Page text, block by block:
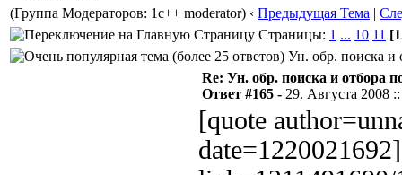
(Группа Модераторов: 1c++ moderator) ‹ Предыдущая Тема |
Страницы: 1 ... 10 11
Ун. обр. поиска и
Re: Ун. обр. поиска и отбора
Ответ #165 - 29. Августа 2008
[quote